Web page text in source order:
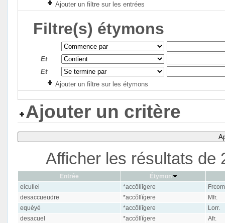
Ajouter un filtre sur les entrées
Filtre(s) étymons
Et
Et
Ajouter un filtre sur les étymons
Ajouter un critère
Afficher les résultats de
Entrée
Étymon
eicullei
*accŏllĭgere
desaccueudre
*accŏllĭgere
Mfr.
equèyé
*accŏllĭgere
Lorr.
desacuel
*accŏllĭgere
Afr.